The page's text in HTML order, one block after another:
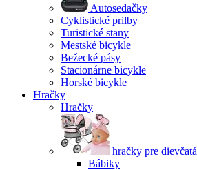
Autosedačky
Cyklistické prilby
Turistické stany
Mestské bicykle
Bežecké pásy
Stacionárne bicykle
Horské bicykle
Hračky
Hračky
hračky pre dievčatá
Bábiky